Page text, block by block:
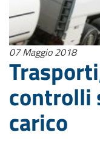
07 Maggio 2018
controlli
carico